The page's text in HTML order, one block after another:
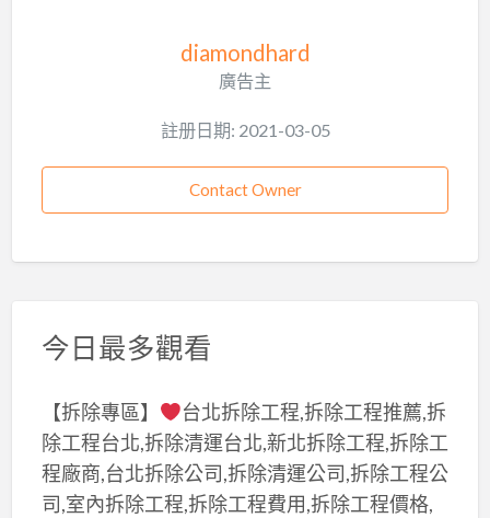
diamondhard
廣告主
註册日期: 2021-03-05
Contact Owner
今日最多觀看
【拆除專區】
台北拆除工程,拆除工程推薦,拆
除工程台北,拆除清運台北,新北拆除工程,拆除工
程廠商,台北拆除公司,拆除清運公司,拆除工程公
司,室內拆除工程,拆除工程費用,拆除工程價格,